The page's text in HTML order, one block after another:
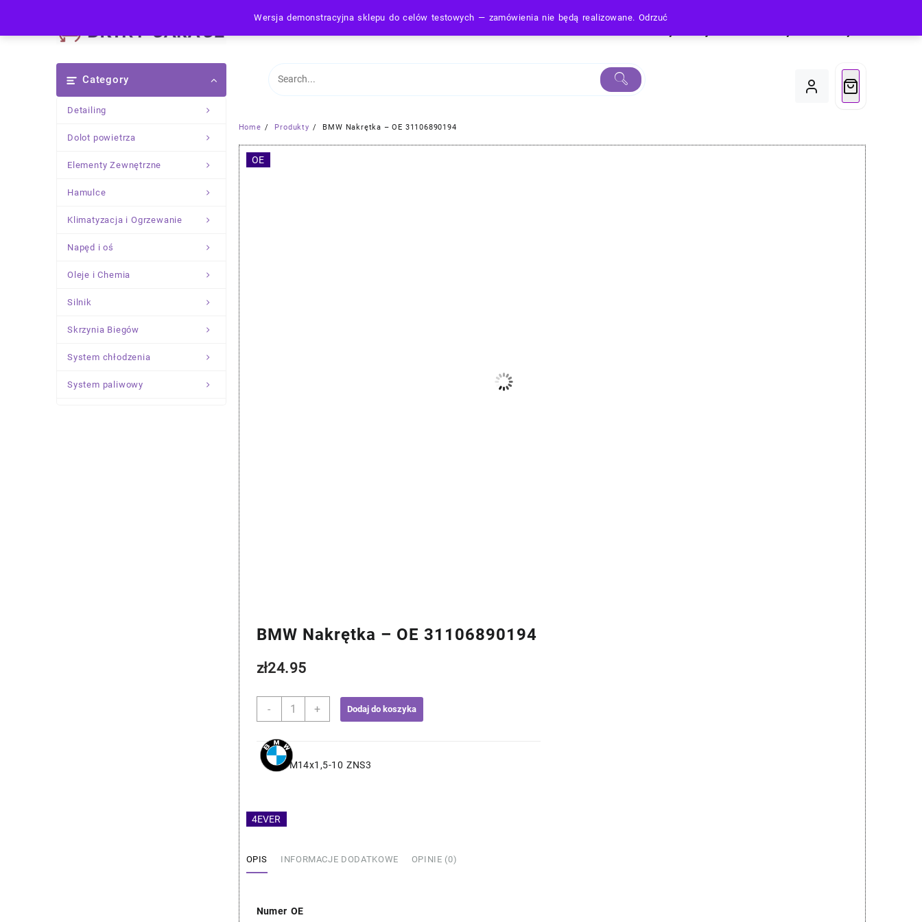
Wersja demonstracyjna sklepu do celów testowych — zamówienia nie będą realizowane. Odrzuć
content
Category
Detailing
Dolot powietrza
Elementy Zewnętrzne
Hamulce
Klimatyzacja i Ogrzewanie
Napęd i oś
Oleje i Chemia
Silnik
Skrzynia Biegów
System chłodzenia
System paliwowy
Home Produkty BMW Nakrętka – OE 31106890194
OE
4EVER
BMW Nakrętka – OE 31106890194
zł24.95
-
ilość
-
OE
+ Dodaj do koszyka
M14x1,5-10 ZNS3
OPIS INFORMACJE DODATKOWE OPINIE (0)
Numer OE